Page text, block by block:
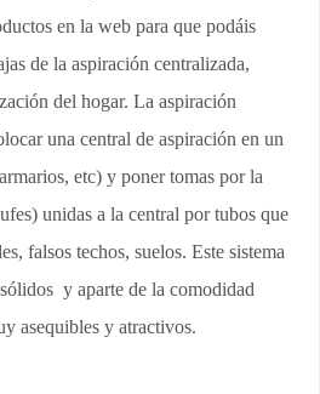
en la web para que podáis
de la aspiración centralizada,
del hogar. La aspiración
una central de aspiración en un
etc) y poner tomas por la
unidas a la central por tubos que
falsos techos, suelos. Este sistema
y aparte de la comodidad
asequibles y atractivos.